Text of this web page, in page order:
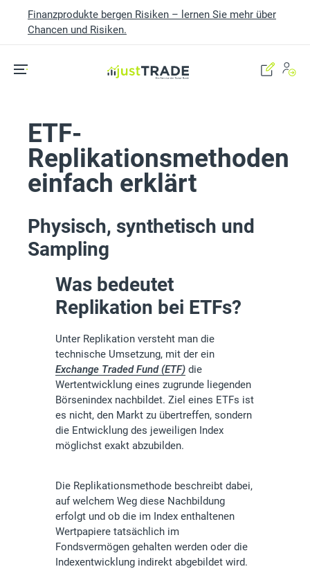
Finanzprodukte bergen Risiken – lernen Sie mehr über
Chancen und Risiken.
ETF-
Replikationsmethoden
einfach erklärt
Physisch, synthetisch und
Sampling
Was bedeutet
Replikation bei ETFs?
Unter Replikation versteht man die
technische Umsetzung, mit der ein
Exchange Traded Fund (ETF) die
Wertentwicklung eines zugrunde liegenden
Börsenindex nachbildet. Ziel eines ETFs ist
es nicht, den Markt zu übertreffen, sondern
die Entwicklung des jeweiligen Index
möglichst exakt abzubilden.
Die Replikationsmethode beschreibt dabei,
auf welchem Weg diese Nachbildung
erfolgt und ob die im Index enthaltenen
Wertpapiere tatsächlich im
Fondsvermögen gehalten werden oder die
Indexentwicklung indirekt abgebildet wird.